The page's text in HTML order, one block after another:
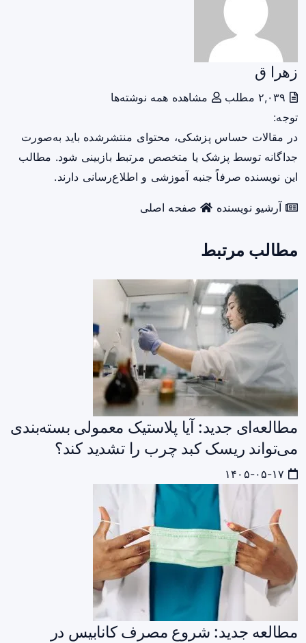
زهرا ق
مشاهده همه نوشته‌ها
توجه:
در مقالات حساس پزشکی، محتوای منتشرشده باید به‌صورت
جداگانه توسط پزشک یا متخصص مرتبط بازبینی شود. مطالب
این نویسنده صرفاً جنبه آموزشی و اطلاع‌رسانی دارند.
آرشیو نویسنده صفحه اصلی
مطالب مرتبط
مطالعه‌ای جدید: آیا پلاستیک معمولی بسته‌بندی
می‌تواند ریسک کبد چرب را تشدید کند؟
مطالعه جدید: شروع مصرف کانابیس در